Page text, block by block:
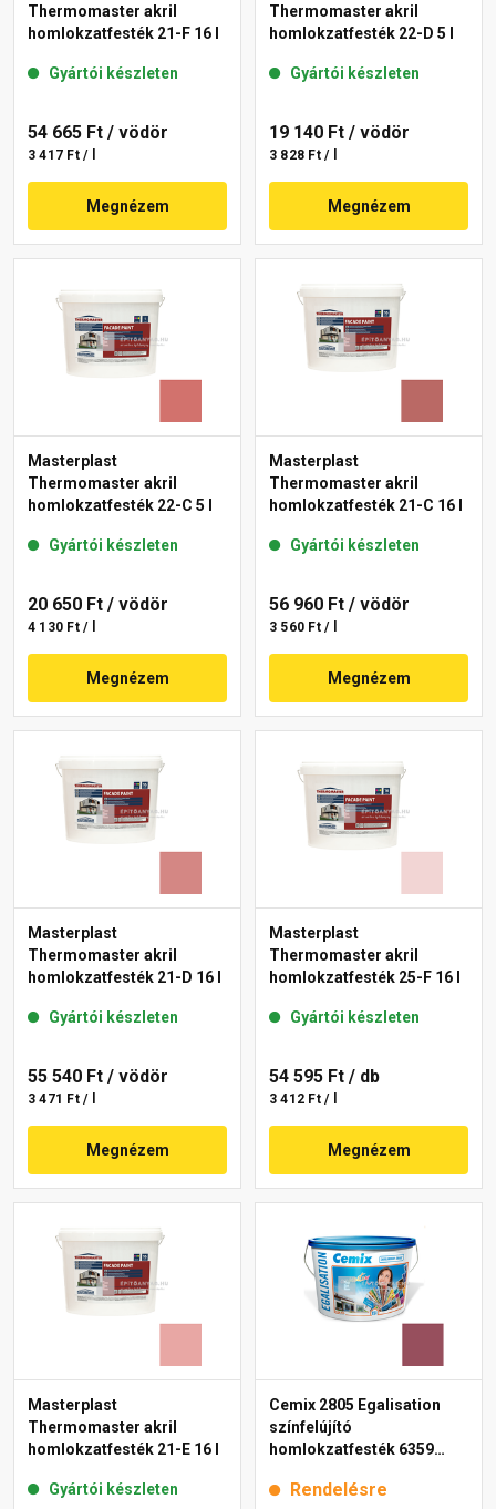
Thermomaster akril
homlokzatfesték 21-F 16 l
Gyártói készleten
54 665 Ft / vödör
3 417 Ft / l
Megnézem
Thermomaster akril
homlokzatfesték 22-D 5 l
Gyártói készleten
19 140 Ft / vödör
3 828 Ft / l
Megnézem
Masterplast
Thermomaster akril
homlokzatfesték 22-C 5 l
Gyártói készleten
20 650 Ft / vödör
4 130 Ft / l
Megnézem
Masterplast
Thermomaster akril
homlokzatfesték 21-C 16 l
Gyártói készleten
56 960 Ft / vödör
3 560 Ft / l
Megnézem
Masterplast
Thermomaster akril
homlokzatfesték 21-D 16 l
Gyártói készleten
55 540 Ft / vödör
3 471 Ft / l
Megnézem
Masterplast
Thermomaster akril
homlokzatfesték 25-F 16 l
Gyártói készleten
54 595 Ft / db
3 412 Ft / l
Megnézem
Masterplast
Thermomaster akril
homlokzatfesték 21-E 16 l
Gyártói készleten
Cemix 2805 Egalisation
színfelújító
homlokzatfesték 6359
Rendelésre